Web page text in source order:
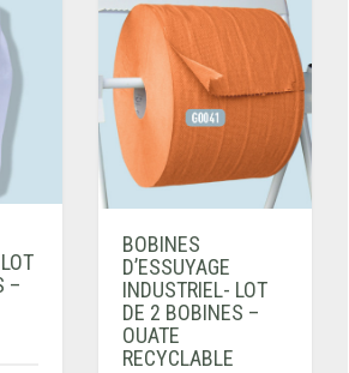
–
BOBINES
D’ESSUYAGE
INDUSTRIEL- LOT
DE 2 BOBINES –
OUATE
RECYCLABLE